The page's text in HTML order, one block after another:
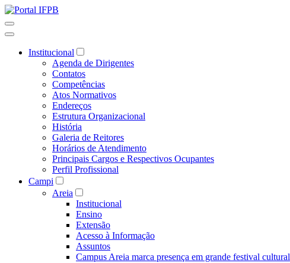
Institucional
Agenda de Dirigentes
Contatos
Competências
Atos Normativos
Endereços
Estrutura Organizacional
História
Galeria de Reitores
Horários de Atendimento
Principais Cargos e Respectivos Ocupantes
Perfil Profissional
Campi
Areia
Institucional
Ensino
Extensão
Acesso à Informação
Assuntos
Campus Areia marca presença em grande festival cultural